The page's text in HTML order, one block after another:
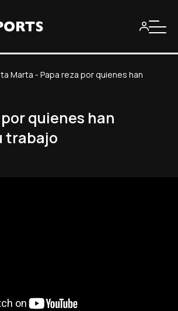
Marta - Papa reza por quienes han
quienes han
trabajo